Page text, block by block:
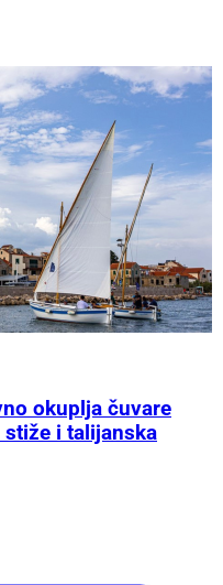
okuplja čuvare
stiže i talijanska